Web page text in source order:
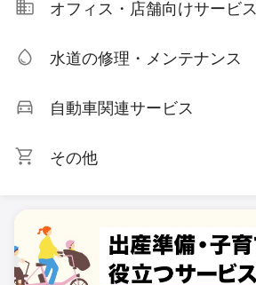
オフィス・店舗向けサービス
水道の修理・メンテナンス
自動車関連サービス
その他